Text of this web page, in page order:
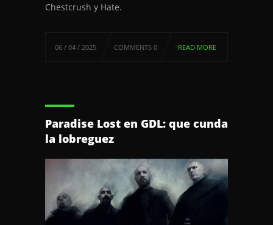
Chestcrush y Hate.
06 / 04 / 2025 COMMENTS 0 READ MORE
Paradise Lost en GDL: que cunda
la lobreguez